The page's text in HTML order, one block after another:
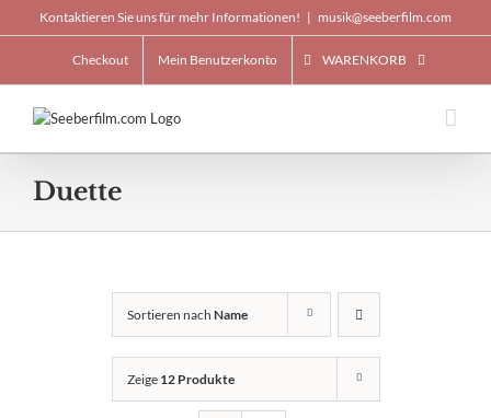
to
Kontaktieren Sie uns für mehr Informationen! | musik@seeberfilm.com
Checkout Mein Benutzerkonto WARENKORB
Duette
Sortieren nach Name
Zeige 12 Produkte